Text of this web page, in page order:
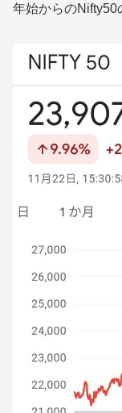
年始からのNifty50